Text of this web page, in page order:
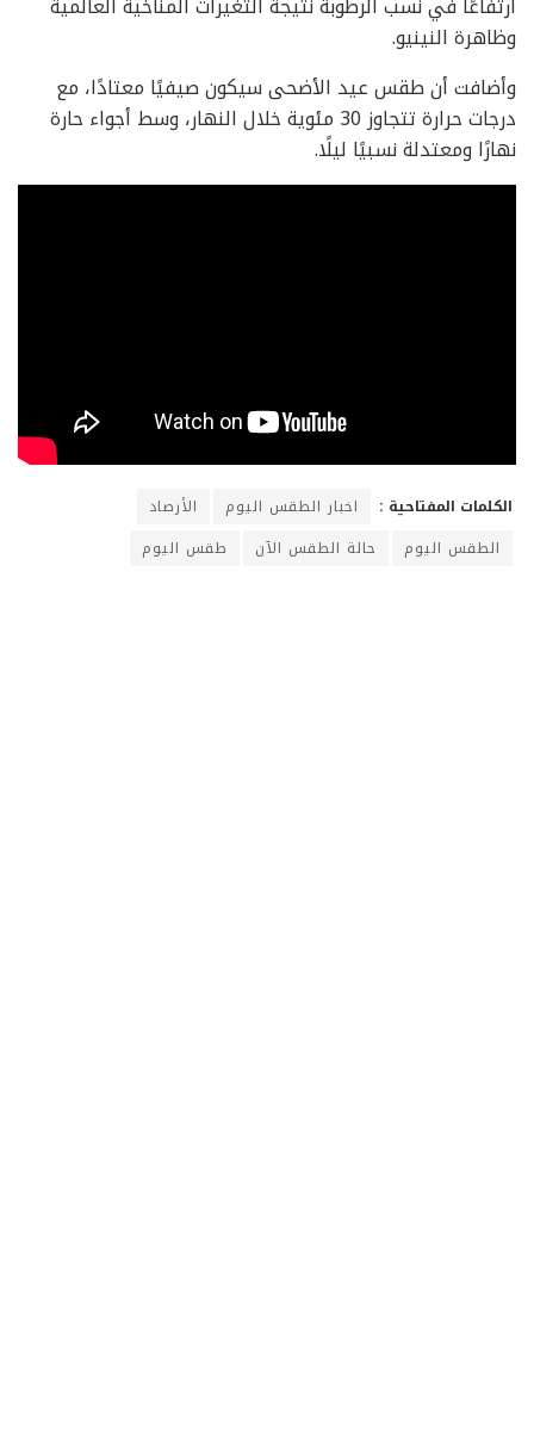
وظاهرة النينيو.
وأضافت أن طقس عيد الأضحى سيكون صيفيًا معتادًا، مع
درجات حرارة تتجاوز 30 مئوية خلال النهار، وسط أجواء حارة
نهارًا ومعتدلة نسبيًا ليلًا.
الكلمات المفتاحية : اخبار الطقس اليوم
الأرصاد
الطقس اليوم
حالة الطقس الآن طقس اليوم